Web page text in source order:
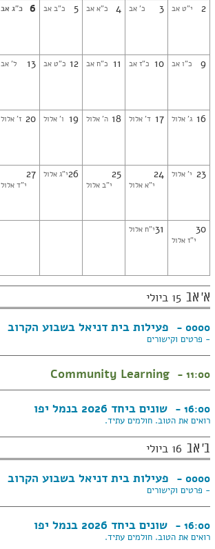
2 י"ט אב 3 כ' אב 4 כ"א אב 5 כ"ב אב 6 כ"ג אב
9 כ"ו אב 10 כ"ז אב 11 כ"ח אב 12 כ"ט אב 13 ל' אב
16 ג' אלול 17 ד' אלול 18 ה' אלול 19 ו' אלול 20 ז' אלול
23 י' אלול 24
י"א אלול
25
י"ב אלול
26י"ג אלול 27
י"ד אלול
30
י"ז אלול
31י"ח אלול
א' אב 15 ביולי
0000 - פעילות בית דניאל בשבוע הקרוב
- פרטים וקישורים
11:00 -
Community Learning
16:00 - שונים ביחד 2026 בנמל יפו
רואים את הטוב. חולמים עתיד.
ב' אב 16 ביולי
0000 - פעילות בית דניאל בשבוע הקרוב
- פרטים וקישורים
16:00 - שונים ביחד 2026 בנמל יפו
רואים את הטוב. חולמים עתיד.